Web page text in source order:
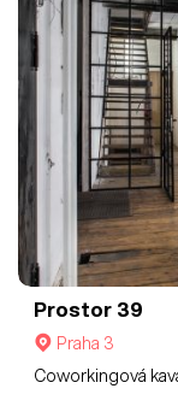
Prostor 39
Praha 3
Coworkingová